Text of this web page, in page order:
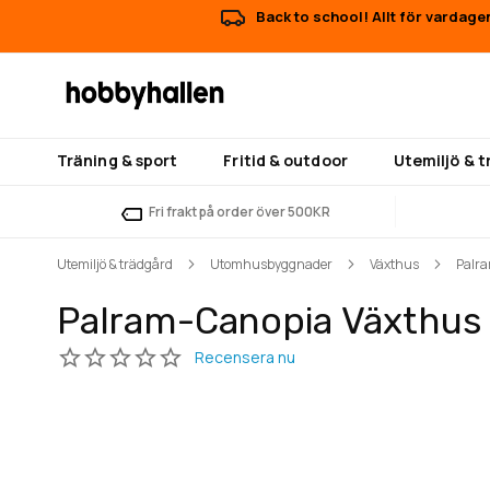
Back to school! Allt för
Träning & sport Fritid & outdoor Utemiljö &
Fri frakt på order över 500KR
Utemiljö & trädgård Utomhusbyggnader Växthus
Palram-Canopia